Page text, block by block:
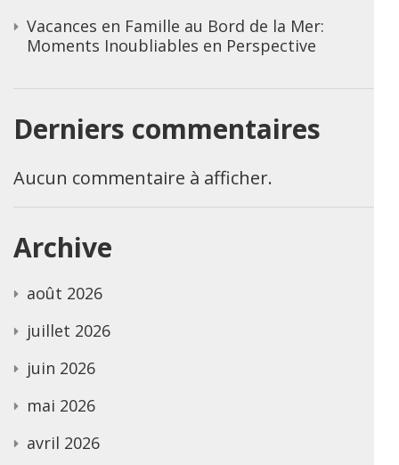
Vacances en Famille au Bord de la Mer:
Moments Inoubliables en Perspective
Derniers commentaires
Aucun commentaire à afficher.
Archive
août 2026
juillet 2026
juin 2026
mai 2026
avril 2026